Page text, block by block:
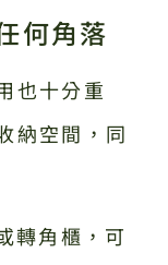
何角落
也十分重
納空間，同
轉角櫃，可